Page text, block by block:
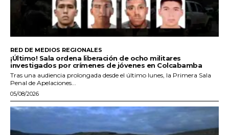
RED DE MEDIOS REGIONALES
¡Último! Sala ordena liberación de ocho militares
investigados por crímenes de jóvenes en Colcabamba
Tras una audiencia prolongada desde el último lunes, la Primera Sala
Penal de Apelaciones...
05/08/2026